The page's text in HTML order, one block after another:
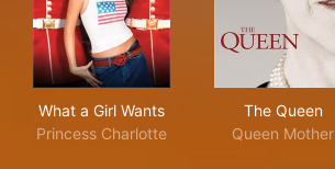
What a Girl Wants
Princess Charlotte
The Queen
Queen Mother